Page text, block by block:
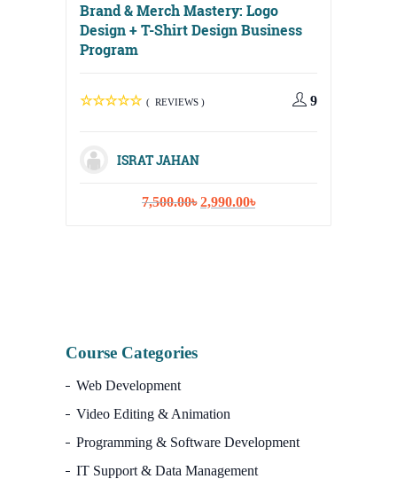
Brand & Merch Mastery: Logo
Design + T-Shirt Design Business
Program
( REVIEWS ) 9
ISRAT JAHAN
7,500.00৳ Original
2,990.00৳Current
Course Categories
Web Development
Video Editing & Animation
Programming & Software Development
IT Support & Data Management